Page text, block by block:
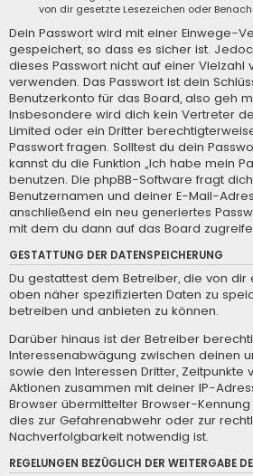
von dir gesetzte Lesezeichen oder
Dein Passwort wird mit einer Einwege-
gespeichert, so dass es sicher ist.
dieses Passwort nicht auf einer Vielzahl
verwenden. Das Passwort ist dein
Benutzerkonto für das Board, also geh
Insbesondere wird dich kein Vertreter
Limited oder ein Dritter
Passwort fragen. Solltest du dein
kannst du die Funktion „Ich habe mein
benutzen. Die phpBB-Software fragt
Benutzernamen und deiner E-Mail-
anschließend ein neu generiertes
mit dem du dann auf das Board
GESTATTUNG DER DATENSPEICHERUNG
Du gestattest dem Betreiber, die von
oben näher spezifizierten Daten zu
betreiben und anbieten zu können.
Darüber hinaus ist der Betreiber
Interessenabwägung zwischen deinen
sowie den Interessen Dritter, Zeitpunkte
Aktionen zusammen mit deiner IP-
Browser übermittelter Browser-
dies zur Gefahrenabwehr oder zur
Nachverfolgbarkeit notwendig ist.
REGELUNGEN BEZÜGLICH DER WEITERGABE